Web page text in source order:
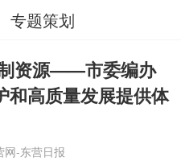
专题策划
资源——市委编办
和高质量发展提供体
网-东营日报